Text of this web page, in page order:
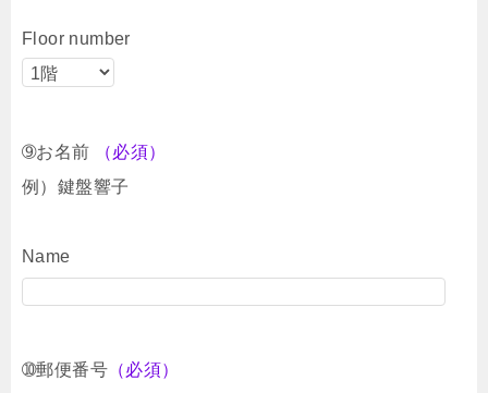
Floor number
➈お名前
（必須）
例）鍵盤響子
Name
➉郵便番号 （必須）